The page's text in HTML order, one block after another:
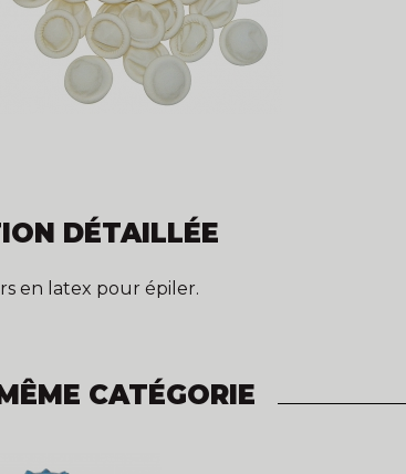
DÉTAILLÉE
en latex pour épiler.
CATÉGORIE